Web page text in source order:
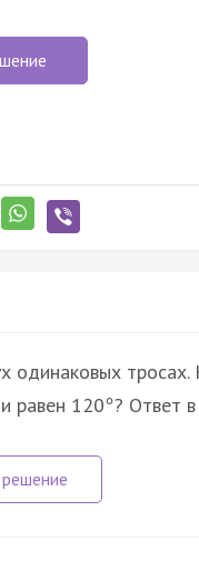
тросах.
равен 120°? Ответ